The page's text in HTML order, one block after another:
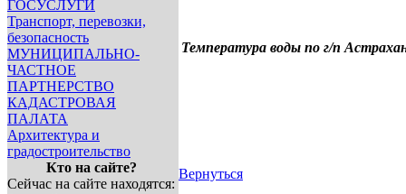
ГОСУСЛУГИ
Транспорт, перевозки,
безопасность
МУНИЦИПАЛЬНО-
ЧАСТНОЕ
ПАРТНЕРСТВО
КАДАСТРОВАЯ
ПАЛАТА
Архитектура и
градостроительство
Кто на сайте?
Сейчас на сайте находятся:
Температура воды по г/п
Вернуться